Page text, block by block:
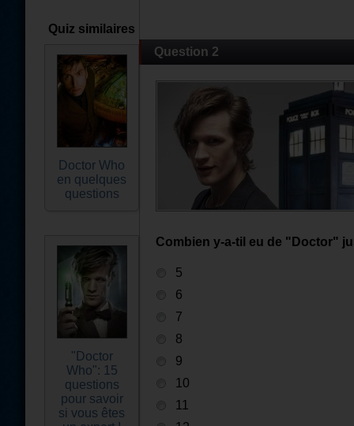
Quiz similaires
Doctor Who
en quelques
questions
"Doctor
Who": 15
questions
pour savoir
si vous êtes
Question 2
Combien y-a-til eu de "Doctor"
5
6
7
8
9
10
11